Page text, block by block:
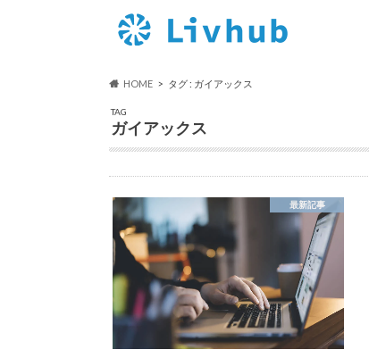
HOME タグ : ガイアックス
TAG
ガイアックス
最新記事